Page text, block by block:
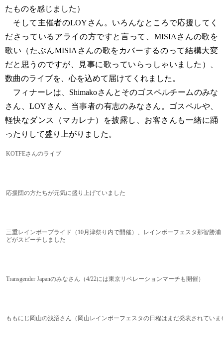
たものを感じました）
そして主催者のLOYさん。いろんなところで応援してく
ださっているアライの方ですと言って、MISIAさんの歌を
歌い（たぶんMISIAさんの歌をカバーするのって結構大変
だと思うのですが、見事に歌っていらっしゃいました）、
数曲のライブを、心を込めて届けてくれました。
フィナーレは、Shimakoさんとそのゴスペルチームのみな
さん、LOYさん、当事者の有志のみなさん。ゴスペルや、
軽快なダンス（マカレナ）を披露し、お客さんも一緒に踊
ったりして盛り上がりました。
KOTFEさんのライブ
応援団の方たちが元気に盛り上げていました
三重レインボープライド（10月津祭り内で開催）、レインボーフェスタ那智勝
どがスピーチしました
Transgender Japanのみなさん（4/22には東京リベレーションマーチも開催）
ももにじ岡山の浅沼さん（岡山レインボーフェスタの日程はまだ発表されてい